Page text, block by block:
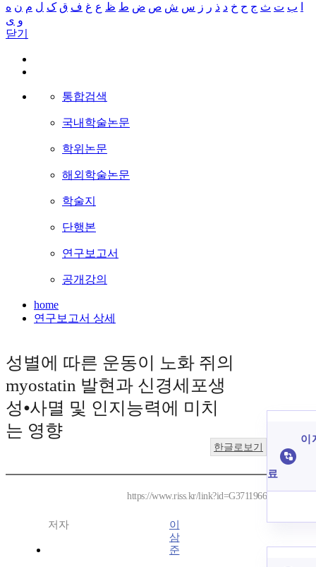
ب ت ث ج ح خ د ذ ر ز س ش ص ض ط ظ ع غ ف ق ک ل م ن ه
و ی
닫기
통합검색
국내학술논문
학위논문
해외학술논문
학술지
단행본
연구보고서
공개강의
home
연구보고서 상세
성별에 따른 운동이 노화 쥐의
myostatin 발현과 신경세포생
성⦁사멸 및 인지능력에 미치
는 영향
한글로보기
https://www.riss.kr/link?id=G3711966
저자
이
삼
준
이
료